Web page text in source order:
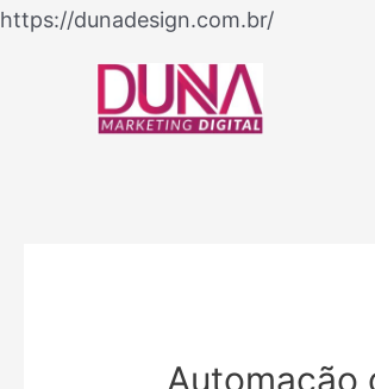
https://dunadesign.com.br/Ir
Automação
Post